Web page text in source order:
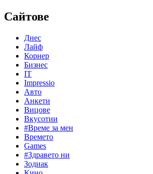
Сайтове
Днес
Лайф
Корнер
Бизнес
IT
Impressio
Авто
Анкети
Вицове
Вкусотии
#Време за мен
Времето
Games
#Здравето ни
Зодиак